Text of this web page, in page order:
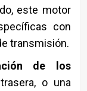
este motor
con
transmisión.
de los
o una